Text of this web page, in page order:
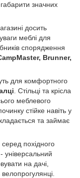
значних
досить
меблі для
спорядження
Brunner,
для комфортного
. Стільці та крісла
меблевого
стійке навіть у
та займає
похідного
універсальний
на дачі,
велопрогулянці.